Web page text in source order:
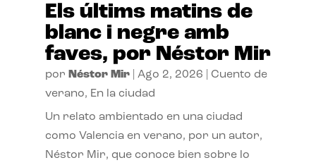
Els últims matins de
blanc i negre amb
faves, por Néstor Mir
por Néstor Mir| Ago 2, 2026
Cuento de
verano, En la ciudad
Un relato ambientado en una ciudad
como Valencia en verano, por un autor,
Néstor Mir, que conoce bien sobre lo